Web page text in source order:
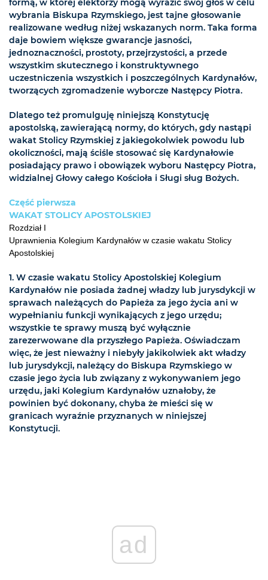
formą, w której elektorzy mogą wyrazić swój głos w celu
wybrania Biskupa Rzymskiego, jest tajne głosowanie
realizowane według niżej wskazanych norm. Taka forma
daje bowiem większe gwarancje jasności,
jednoznaczności, prostoty, przejrzystości, a przede
wszystkim skutecznego i konstruktywnego
uczestniczenia wszystkich i poszczególnych Kardynałów,
tworzących zgromadzenie wyborcze Następcy Piotra.
Dlatego też promulguję niniejszą Konstytucję
apostolską, zawierającą normy, do których, gdy nastąpi
wakat Stolicy Rzymskiej z jakiegokolwiek powodu lub
okoliczności, mają ściśle stosować się Kardynałowie
posiadający prawo i obowiązek wyboru Następcy Piotra,
widzialnej Głowy całego Kościoła i Sługi sług Bożych.
Część pierwsza
WAKAT STOLICY APOSTOLSKIEJ
Rozdział I
Uprawnienia Kolegium Kardynałów w czasie wakatu Stolicy
Apostolskiej
1. W czasie wakatu Stolicy Apostolskiej Kolegium
Kardynałów nie posiada żadnej władzy lub jurysdykcji w
sprawach należących do Papieża za jego życia ani w
wypełnianiu funkcji wynikających z jego urzędu;
wszystkie te sprawy muszą być wyłącznie
zarezerwowane dla przyszłego Papieża. Oświadczam
więc, że jest nieważny i niebyły jakikolwiek akt władzy
lub jurysdykcji, należący do Biskupa Rzymskiego w
czasie jego życia lub związany z wykonywaniem jego
urzędu, jaki Kolegium Kardynałów uznałoby, że
powinien być dokonany, chyba że mieści się w
granicach wyraźnie przyznanych w niniejszej
Konstytucji.
ad